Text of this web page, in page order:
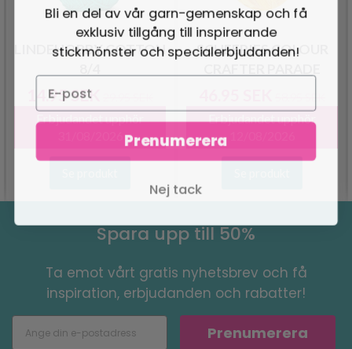
LINDEHOBBY COTTON
14.95 SEK
Erbjudandet upphör
SCHEEPJES COLOUR
Erbjudandet upphör
Spara upp till 50%
Ta emot vårt gratis nyhetsbrev och få
inspiration, erbjudanden och rabatter!
Prenumerera
Bli en del av vår garn-gemenskap och få
exklusiv tillgång till inspirerande
stickmönster och specialerbjudanden!
Prenumerera
Nej tack